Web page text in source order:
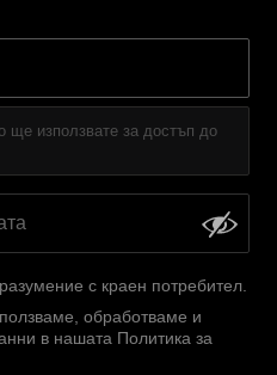
ще използвате за достъп до
с краен потребител
обработваме и
в нашата Политика за